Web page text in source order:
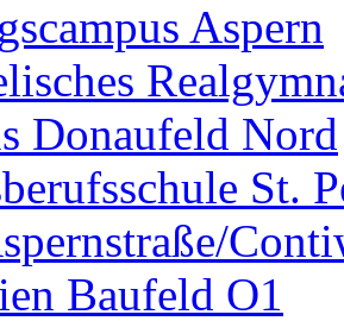
Aspern
Donaufeld Nord
St.
Baufeld O1